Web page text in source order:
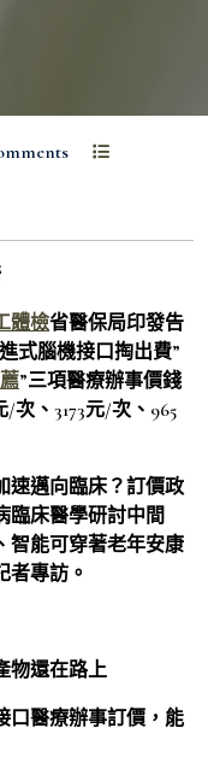
體檢省醫保局印發告
式腦機接口掏出費”
”三項醫療辦事價錢
次、3173元/次、965
速邁向臨床？訂價政
臨床醫學研討中間
智能可穿著老年安康
者專訪。
物還在路上
口醫療辦事訂價，能